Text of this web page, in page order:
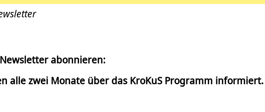
abonnieren:
alle zwei Monate über das KroKuS Programm informiert.